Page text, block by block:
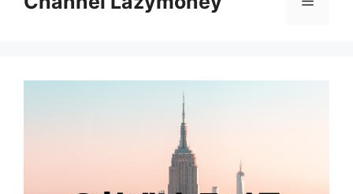
content